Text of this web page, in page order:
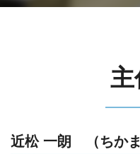
主
近松 一朗 （ちかま